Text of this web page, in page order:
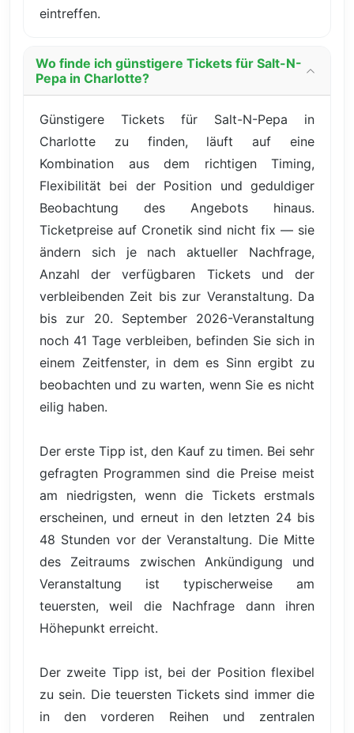
eintreffen.
Wo finde ich günstigere Tickets für Salt-N-
Pepa in Charlotte?
Günstigere Tickets für Salt-N-Pepa in
Charlotte zu finden, läuft auf eine
Kombination aus dem richtigen Timing,
Flexibilität bei der Position und geduldiger
Beobachtung des Angebots hinaus.
Ticketpreise auf Cronetik sind nicht fix — sie
ändern sich je nach aktueller Nachfrage,
Anzahl der verfügbaren Tickets und der
verbleibenden Zeit bis zur Veranstaltung. Da
bis zur 20. September 2026-Veranstaltung
noch 41 Tage verbleiben, befinden Sie sich in
einem Zeitfenster, in dem es Sinn ergibt zu
beobachten und zu warten, wenn Sie es nicht
eilig haben.
Der erste Tipp ist, den Kauf zu timen. Bei sehr
gefragten Programmen sind die Preise meist
am niedrigsten, wenn die Tickets erstmals
erscheinen, und erneut in den letzten 24 bis
48 Stunden vor der Veranstaltung. Die Mitte
des Zeitraums zwischen Ankündigung und
Veranstaltung ist typischerweise am
teuersten, weil die Nachfrage dann ihren
Höhepunkt erreicht.
Der zweite Tipp ist, bei der Position flexibel
zu sein. Die teuersten Tickets sind immer die
in den vorderen Reihen und zentralen